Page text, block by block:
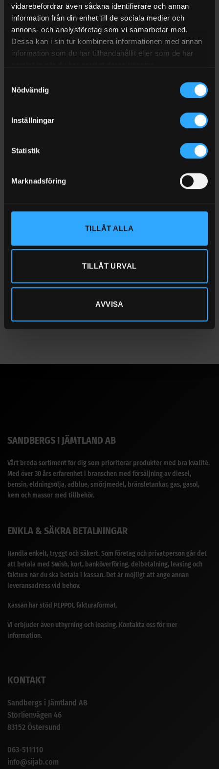
vidarebefordrar även sådana identifierare och annan
information från din enhet till de sociala medier och
annons- och analysföretag som vi samarbetar med.
Dessa kan i sin tur kombinera informationen med annan
information som du har tillhandahållit eller som de har
Nödvändig
Inställningar
Statistik
Marknadsföring
TILLÅT ALLA
TILLÅT URVAL
AVVISA
Här hittar du vilken typ av storlek du har på slangvindan.
Slangvindor för AdBlue
Slangvindor för Diesel och Bensin
Öppna slangvindor för smörjfett
DU KANSKE OCKSÅ GILLAR …
SLANGVINDA DIESEL
(1)
SLANGVINDA DIESEL
3/4″ slang
Från5 988krExkl moms
SANDBERGS I JÄMTLAND AB
Vårt breda sortiment för dig som prioriterar produkter med bra kvalité.
Med över 30 års erfarenhet i branschen med försäljning av diesel,
bensin, eldningsolja, adblue, smörjmedel, bränsletankar, gas, gasol,
kem och massor med tillbehör.
ENKLA & SÄKRA BETALNINGAR
Handla enkelt, tryggt och säkert. Som företag och privatperson går det
att betala med Swish, kort, banköverföring, delbetalning, leasing och
faktura när du ska betala i kassan. Det är möjligt att ange annan
leveransadress vid behov.
Kassan har stöd PEPPOL fakturaformat.
Vi erbjuder även uthyrning och leasing. Kontakta oss för mer
information.
KONTAKT
Sandbergs i Jämtland AB
Storlienvägen 46
83152 Östersund
063-511110
info@sijab.com